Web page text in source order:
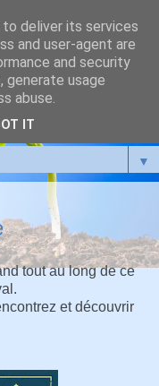
▼
tout au long de ce
et découvrir
deliver its services
and user-agent are
and security
generate usage
abuse.
IT